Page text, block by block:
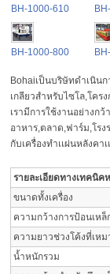
BH-1000-610
BH-1000-800
Bohaiเป็นบริษัทดำเนินก
เกลียวสำหรับไซโล,โคร
เรามีการใช้งานอย่างก
อาหาร,ตลาด,ฟาร์ม,โรง
กับเครื่องทำเเผ่นหลังคา
รายละเอียดทางเทคนิค
ขนาดทั้งเครื่อง
ความกว้างการป้อนเหล็
ความยาวช่วงโค้งที่เหม
น้ำหนักรวม